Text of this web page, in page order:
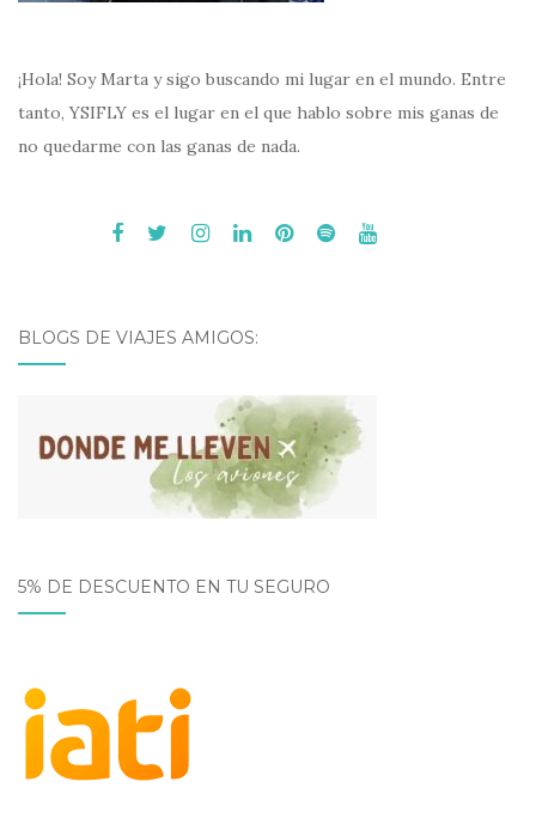
¡Hola! Soy Marta y sigo buscando mi lugar en el mundo. Entre
tanto, YSIFLY es el lugar en el que hablo sobre mis ganas de
no quedarme con las ganas de nada.
BLOGS DE VIAJES AMIGOS:
5% DE DESCUENTO EN TU SEGURO